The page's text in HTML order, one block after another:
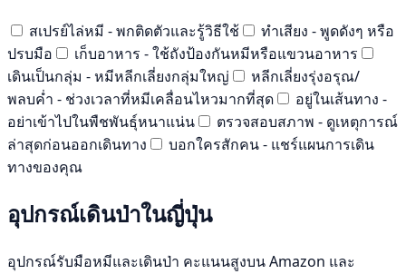
สเปรย์ไล่หมี - พกติดตัวและรู้วิธีใช้
ทำเสียง - พูดดังๆ หรือ
ปรบมือ
เก็บอาหาร - ใช้ถังป้องกันหมีหรือแขวนอาหาร
เดินเป็นกลุ่ม - หมีหลีกเลี่ยงกลุ่มใหญ่
หลีกเลี่ยงรุ่งอรุณ/
พลบค่ำ - ช่วงเวลาที่หมีเคลื่อนไหวมากที่สุด
อยู่ในเส้นทาง -
อย่าเข้าไปในพืชพันธุ์หนาแน่น
ตรวจสอบสภาพ - ดูเหตุการณ์
ล่าสุดก่อนออกเดินทาง
บอกใครสักคน - แชร์แผนการเดิน
ทางของคุณ
อุปกรณ์เดินป่าในญี่ปุ่น
อุปกรณ์รับมือหมีและเดินป่า คะแนนสูงบน Amazon และ